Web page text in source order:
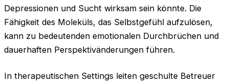
Depressionen und Sucht wirksam sein könnte. Die
Fähigkeit des Moleküls, das Selbstgefühl aufzulösen,
kann zu bedeutenden emotionalen Durchbrüchen und
dauerhaften Perspektivänderungen führen.
In therapeutischen Settings leiten geschulte Betreuer